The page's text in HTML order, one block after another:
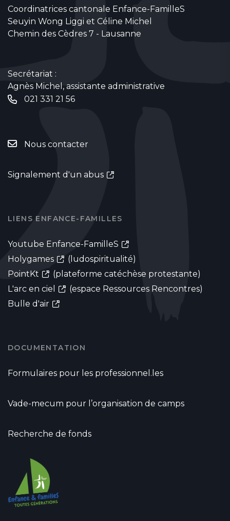
Coordinatrices cantonale Enfance-FamilleS
Seuyin Wong Liggi et Céline Michel
Chemin des Cèdres 7 - Lausanne
Secrétariat :
Agnès Michel, assistante administrative
021 331 21 56
Nous contacter
Signalement d'un abus
LIENS ENFANCE-FAMILLES
Youtube Enfance-FamilleS
Holygames
(ludospiritualité)
PointKt
(plateforme catéchèse protestante)
L'arc en ciel
(espace Ressources Rencontres)
Bulle d'air
DOCUMENTATION
Formulaires pour les professionnel.les
Vade-mecum pour l’organisation de camps
Recherche de fonds